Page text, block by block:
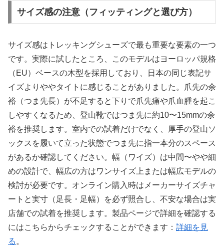
サイズ感の注意（フィッティングと選び方）
サイズ感はトレッキングシューズで最も重要な要素の一つ
です。実際に試したところ、このモデルはヨーロッパ規格
（EU）ベースの木型を採用しており、日本の同じ表記サ
イズよりややタイトに感じることがありました。爪先の余
裕（つま先長）が不足すると下りで爪先痛や爪血腫を起こ
しやすくなるため、登山靴ではつま先に約10〜15mmの余
裕を推奨します。室内での試着だけでなく、厚手の登山ソ
ックスを履いて立った状態でつま先に指一本分のスペース
があるか確認してください。幅（ワイズ）は中間〜やや細
めの設計で、幅広の方はワンサイズ上または幅広モデルの
検討が必要です。オンライン購入時はメーカーサイズチャ
ートと実寸（足長・足幅）を必ず照合し、不安な場合は実
店舗での試着を推奨します。製品ページで詳細を確認する
にはこちらからチェックすることができます： 詳細を見
る 。